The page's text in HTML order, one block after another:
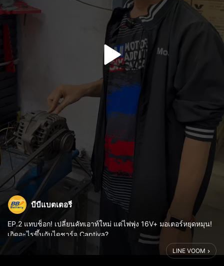
บีบีแบตเตอรี่
EP.2 แทบช็อก! เปลี่ยนคัทเอาท์ใหม่ แต่ไฟพุ่ง 16V+ มอเตอร์หยุดหมุน!
เกิดอะไรขึ้นกับไดชาร์จ Captiva?
ทางร้านบีบีเลยจัดการเบิกอะไหล่ตัวใหม่ (งานเทียบ) มาใส่ แล้วขึ้น
LINE VOOM